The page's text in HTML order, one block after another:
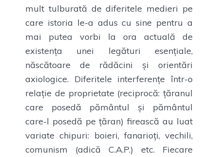
mult tulburată de diferitele medieri pe
care istoria le-a adus cu sine pentru a
mai putea vorbi la ora actuală de
existența unei legături esențiale,
născătoare de rădăcini și orientări
axiologice. Diferitele interferențe într-o
relație de proprietate (reciprocă: țăranul
care posedă pământul și pământul
care-l posedă pe țăran) firească au luat
variate chipuri: boieri, fanarioți, vechili,
comunism (adică C.A.P.) etc. Fiecare